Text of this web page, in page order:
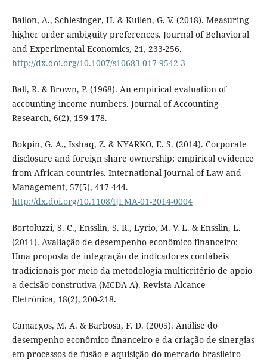
Bailon, A., Schlesinger, H. & Kuilen, G. V. (2018). Measuring
higher order ambiguity preferences. Journal of Behavioral
and Experimental Economics, 21, 233-256.
http://dx.doi.org/10.1007/s10683-017-9542-3
Ball, R. & Brown, P. (1968). An empirical evaluation of
accounting income numbers. Journal of Accounting
Research, 6(2), 159-178.
Bokpin, G. A., Isshaq, Z. & NYARKO, E. S. (2014). Corporate
disclosure and foreign share ownership: empirical evidence
from African countries. International Journal of Law and
Management, 57(5), 417-444.
http://dx.doi.org/10.1108/IJLMA-01-2014-0004
Bortoluzzi, S. C., Ensslin, S. R., Lyrio, M. V. L. & Ensslin, L.
(2011). Avaliação de desempenho econômico-financeiro:
Uma proposta de integração de indicadores contábeis
tradicionais por meio da metodologia multicritério de apoio
a decisão construtiva (MCDA-A). Revista Alcance –
Eletrônica, 18(2), 200-218.
Camargos, M. A. & Barbosa, F. D. (2005). Análise do
desempenho econômico-financeiro e da criação de sinergias
em processos de fusão e aquisição do mercado brasileiro